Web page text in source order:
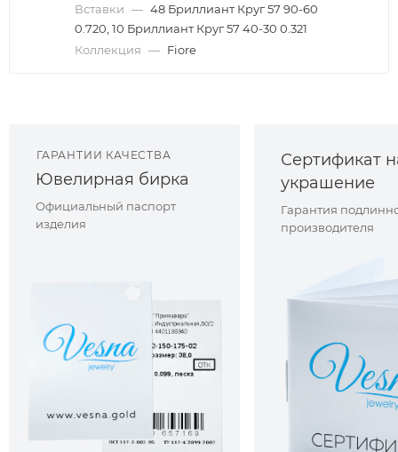
Вставки — 48 Бриллиант Круг 57 90-60
0.720, 10 Бриллиант Круг 57 40-30 0.321
Коллекция — Fiore
ГАРАНТИИ КАЧЕСТВА
Ювелирная бирка
Официальный паспорт
изделия
Сертификат
украшение
Гарантия
производителя